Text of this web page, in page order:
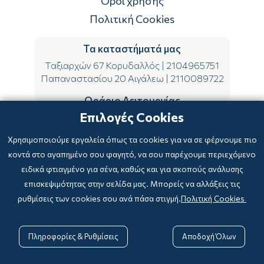
Πολιτική Cookies
Τα καταστήματά μας
Ταξιαρχών 67 Κορυδαλλός
2104965751
Παπαναστασίου 20 Αιγάλεω
2110089722
Ωράριο Λειτουργίας
ΔΕ-ΤΕ-ΣΑ 09:00-15:00
Επιλογές Cookies
Χρησιμοποιούμε εργαλεία όπως τα cookies για να σε φέρνουμε πιο
κοντά στο αγαπημένο σου φαγητό, να σου παρέχουμε περιεχόμενο
ειδικά φτιαγμένο για σένα, καθώς και για σκοπούς ανάλυσης
επισκεψιμότητας στην σελίδα μας. Μπορείς να αλλάξεις τις
ρυθμίσεις των cookies σου ανά πάσα στιγμή.Πολιτική Cookies
Πληροφορίες & Ρυθμίσεις Αποδοχή Όλων